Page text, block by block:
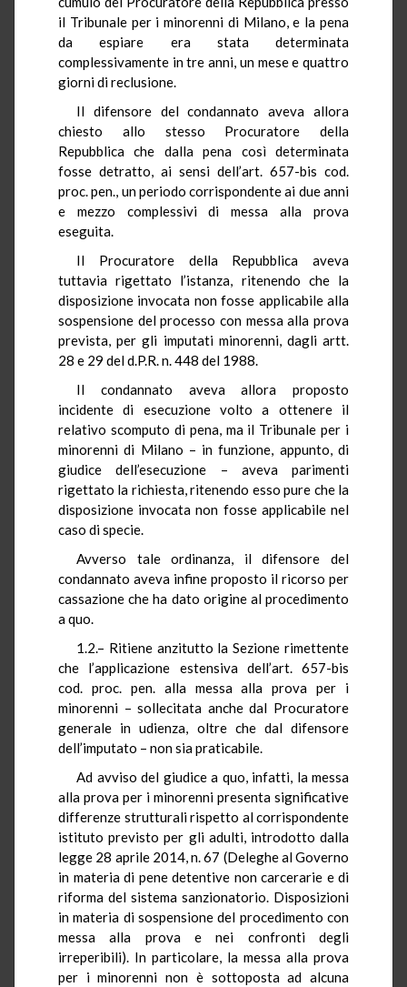
il Tribunale per i minorenni di Milano, e la pena
da espiare era stata determinata
complessivamente in tre anni, un mese e quattro
giorni di reclusione.
Il difensore del condannato aveva allora
chiesto allo stesso Procuratore della
Repubblica che dalla pena così determinata
fosse detratto, ai sensi dell’art. 657-bis cod.
proc. pen., un periodo corrispondente ai due anni
e mezzo complessivi di messa alla prova
eseguita.
Il Procuratore della Repubblica aveva
tuttavia rigettato l’istanza, ritenendo che la
disposizione invocata non fosse applicabile alla
sospensione del processo con messa alla prova
prevista, per gli imputati minorenni, dagli artt.
28 e 29 del d.P.R. n. 448 del 1988.
Il condannato aveva allora proposto
incidente di esecuzione volto a ottenere il
relativo scomputo di pena, ma il Tribunale per i
minorenni di Milano – in funzione, appunto, di
giudice dell’esecuzione – aveva parimenti
rigettato la richiesta, ritenendo esso pure che la
disposizione invocata non fosse applicabile nel
caso di specie.
Avverso tale ordinanza, il difensore del
condannato aveva infine proposto il ricorso per
cassazione che ha dato origine al procedimento
a quo.
1.2.– Ritiene anzitutto la Sezione rimettente
che l’applicazione estensiva dell’art. 657-bis
cod. proc. pen. alla messa alla prova per i
minorenni – sollecitata anche dal Procuratore
generale in udienza, oltre che dal difensore
dell’imputato – non sia praticabile.
Ad avviso del giudice a quo, infatti, la messa
alla prova per i minorenni presenta significative
differenze strutturali rispetto al corrispondente
istituto previsto per gli adulti, introdotto dalla
legge 28 aprile 2014, n. 67 (Deleghe al Governo
in materia di pene detentive non carcerarie e di
riforma del sistema sanzionatorio. Disposizioni
in materia di sospensione del procedimento con
messa alla prova e nei confronti degli
irreperibili). In particolare, la messa alla prova
per i minorenni non è sottoposta ad alcuna